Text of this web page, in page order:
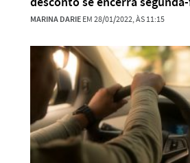
MARINA DARIEEM 28/01/2022, ÀS 11:15